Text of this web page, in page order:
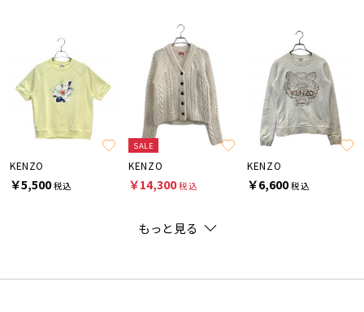
KENZO
￥5,500税込
SALE
KENZO
￥14,300税込
KENZO
￥6,600税込
もっと見る